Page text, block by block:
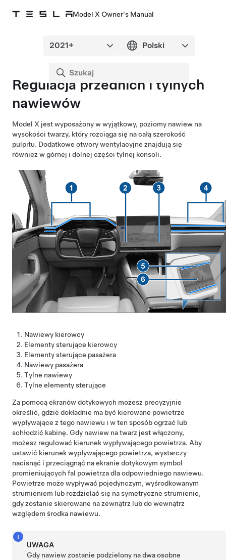
Model X Owner's Manual
Regulacja przednich i tylnych
nawiewów
Model X jest wyposażony w wyjątkowy, poziomy nawiew na
wysokości twarzy, który rozciąga się na całą szerokość
pulpitu. Dodatkowe otwory wentylacyjne znajdują się
również w górnej i dolnej części tylnej konsoli.
Nawiewy kierowcy
Elementy sterujące kierowcy
Elementy sterujące pasażera
Nawiewy pasażera
Tylne nawiewy
Tylne elementy sterujące
Za pomocą ekranów dotykowych możesz precyzyjnie
określić, gdzie dokładnie ma być kierowane powietrze
wypływające z tego nawiewu i w ten sposób ogrzać lub
schłodzić kabinę. Gdy nawiew na twarz jest włączony,
możesz regulować kierunek wypływającego powietrza. Aby
ustawić kierunek wypływającego powietrza, wystarczy
nacisnąć i przeciągnąć na ekranie dotykowym symbol
promieniujących fal powietrza dla odpowiedniego nawiewu.
Powietrze może wypływać pojedynczym, wyśrodkowanym
strumieniem lub rozdzielać się na symetryczne strumienie,
gdy zostanie skierowane na zewnątrz lub do wewnątrz
względem środka nawiewu.
UWAGA
Gdy nawiew zostanie podzielony na dwa osobne